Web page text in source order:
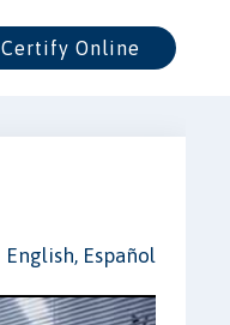
Certify Online
English, Español